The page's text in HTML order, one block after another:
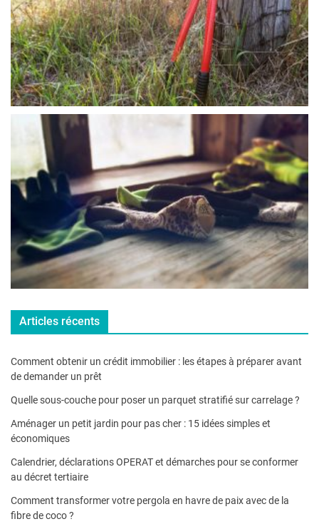
Articles récents
Comment obtenir un crédit immobilier : les étapes à préparer avant
de demander un prêt
Quelle sous-couche pour poser un parquet stratifié sur carrelage ?
Aménager un petit jardin pour pas cher : 15 idées simples et
économiques
Calendrier, déclarations OPERAT et démarches pour se conformer
au décret tertiaire
Comment transformer votre pergola en havre de paix avec de la
fibre de coco ?